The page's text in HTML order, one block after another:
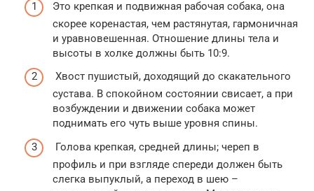
Это крепкая и подвижная рабочая собака, она
скорее коренастая, чем растянутая, гармоничная
и уравновешенная. Отношение длины тела и
высоты в холке должны быть 10:9.
Хвост пушистый, доходящий до скакательного
сустава. В спокойном состоянии свисает, а при
возбуждении и движении собака может
поднимать его чуть выше уровня спины.
Голова крепкая, средней длины; череп в
профиль и при взгляде спереди должен быть
слегка выпуклый, а переход в шею –